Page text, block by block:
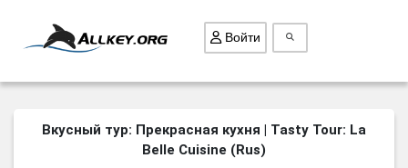
ВСЕ ИГРЫ
ПОИСК ПРЕДМЕТОВ
Войти
Вкусный тур: Прекрасная кухня | Tasty Tour: La
Belle Cuisine (Rus)